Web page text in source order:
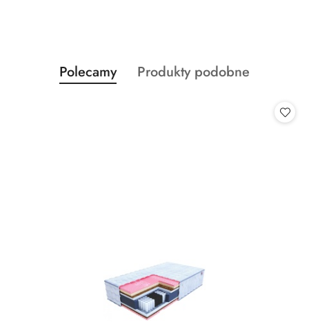
Pomiń karuzelę produktów
Produkty
o
Polecamy
Produkty
Produkty podobne